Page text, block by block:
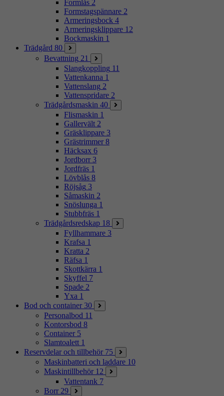
Formlås 2
Formstagspännare 2
Armeringsbock 4
Armeringsklippare 12
Bockmaskin 1
Trädgård 80
Bevattning 21
Slangkoppling 11
Vattenkanna 1
Vattenslang 2
Vattenspridare 2
Trädgårdsmaskin 40
Flismaskin 1
Gallervält 2
Gräsklippare 3
Grästrimmer 8
Häcksax 6
Jordborr 3
Jordfräs 1
Lövblås 8
Röjsåg 3
Såmaskin 2
Snöslunga 1
Stubbfräs 1
Trädgårdsredskap 18
Fyllhammare 3
Krafsa 1
Kratta 2
Räfsa 1
Skottkärra 1
Skyffel 7
Spade 2
Yxa 1
Bod och container 30
Personalbod 11
Kontorsbod 8
Container 5
Slamtoalett 1
Reservdelar och tillbehör 75
Maskinbatteri och laddare 10
Maskintillbehör 12
Vattentank 7
Borr 29